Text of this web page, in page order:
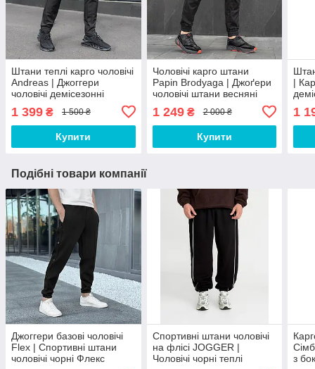
Штани теплі карго чоловічі
Andreas | Джоггери
чоловічі демісезонні
1 399 ₴ 1 500 ₴
Купити
Чоловічі карго штани
Papin Brodyaga | Джоґери
чоловічі штани весняні
1 249₴ 2 000 ₴
Купити
|
1
Подібні товари компанії
Джоггери базові чоловічі
Flex | Спортивні штани
чоловічі чорні Флекс
Спортивні штани чоловічі
на флісі JOGGER |
Чоловічі чорні теплі
з